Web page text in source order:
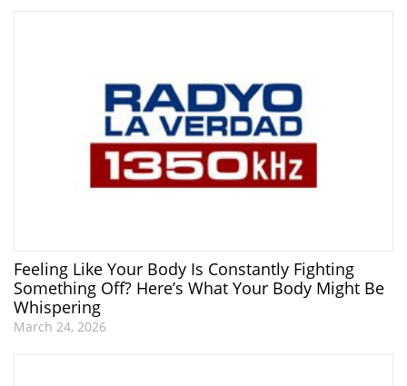
Feeling Like Your Body Is Constantly Fighting
Something Off? Here’s What Your Body Might Be
Whispering
March 24, 2026